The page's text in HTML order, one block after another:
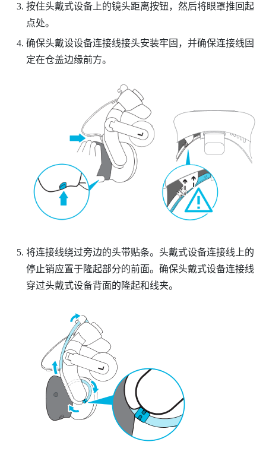
按住头戴式设备上的镜头距离按钮，然后将眼罩推回起
点处。
确保头戴设设备连接线接头安装牢固，并确保连接线固
定在仓盖边缘前方。
将连接线绕过旁边的头带贴条。头戴式设备连接线上的
停止销应置于隆起部分的前面。确保头戴式设备连接线
穿过头戴式设备背面的隆起和线夹。